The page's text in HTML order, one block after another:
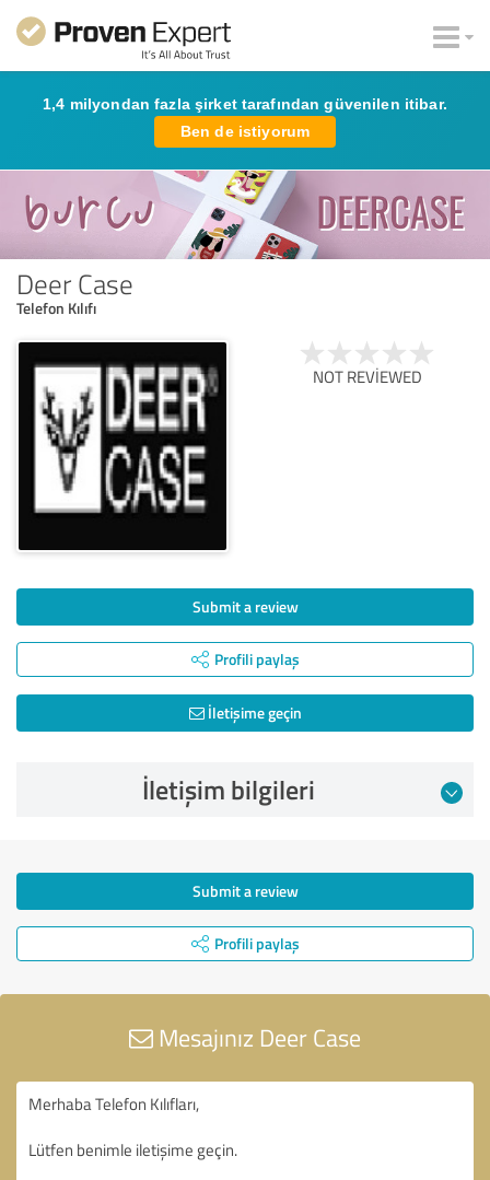
1,4 milyondan fazla şirket tarafından güvenilen itibar.
Ben de istiyorum
Deer Case
Telefon Kılıfı
NOT REVIEWED
Submit a review
Profili paylaş
İletişime geçin
İletişim bilgileri
Submit a review
Profili paylaş
Mesajınız Deer Case